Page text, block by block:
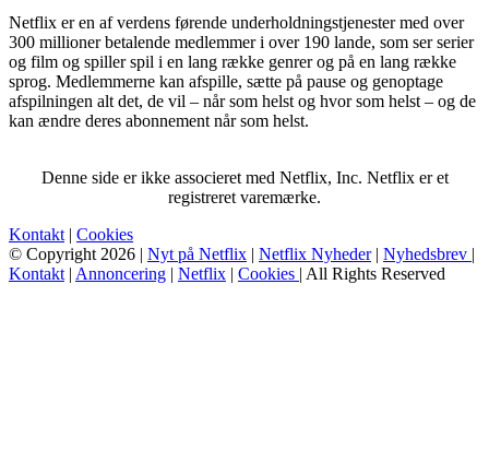
Netflix er en af verdens førende underholdningstjenester med over
300 millioner betalende medlemmer i over 190 lande, som ser serier
og film og spiller spil i en lang række genrer og på en lang række
sprog. Medlemmerne kan afspille, sætte på pause og genoptage
afspilningen alt det, de vil – når som helst og hvor som helst – og de
kan ændre deres abonnement når som helst.
Denne side er ikke associeret med Netflix, Inc. Netflix er et
registreret varemærke.
Kontakt | Cookies
© Copyright 2026 | Nyt på Netflix | Netflix Nyheder| Nyhedsbrev |
Kontakt | Annoncering | Netflix | Cookies | All Rights Reserved